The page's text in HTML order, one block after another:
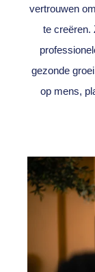
vertrouwen
te creëren.
gezonde
op mens,